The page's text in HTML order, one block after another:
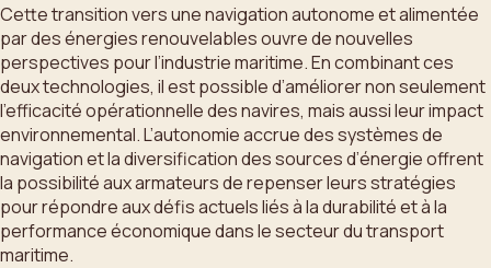
Cette transition vers une navigation autonome et alimentée
par des énergies renouvelables ouvre de nouvelles
perspectives pour l’industrie maritime. En combinant ces
deux technologies, il est possible d’améliorer non seulement
l’efficacité opérationnelle des navires, mais aussi leur impact
environnemental. L’autonomie accrue des systèmes de
navigation et la diversification des sources d’énergie offrent
la possibilité aux armateurs de repenser leurs stratégies
pour répondre aux défis actuels liés à la durabilité et à la
performance économique dans le secteur du transport
maritime.